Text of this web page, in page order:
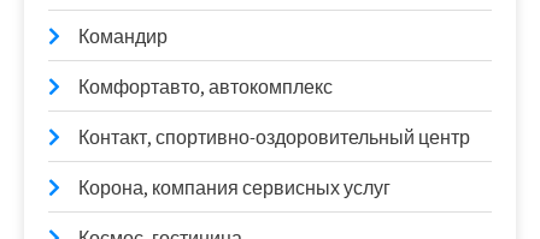
Командир
Комфортавто, автокомплекс
Контакт, спортивно-оздоровительный центр
Корона, компания сервисных услуг